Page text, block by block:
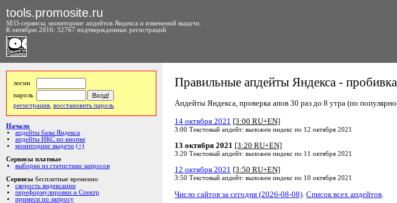
tools.promosite.ru
SEO-сервисы, мониторинг апдейтов Яндекса и изменений выдачи.
К октябрю 2016: 32767 подтвержденных регистраций
логин
пароль
регистрация восстановить пароль
Начало
апдейты базы Яндекса
апдейты ИКС по кнопке
мониторинг выдачи (+)
Сервисы платные
выборки из статистики запросов
Сервисы бесплатные временно
скорость яндексации
переформулировки и Спектр
примеси по запросу
Правильные апдейты Яндекса -
Апдейты Яндекса, проверка апов 30 раз до 8 утра (по
14 октября 2021 [3:00 RU+EN]
3:00 Текстовый апдейт: выложен индекс по 12 октября 2021
13 октября 2021 [3:20 RU+EN]
3:20 Текстовый апдейт: выложен индекс по 11 октября 2021
12 октября 2021 [3:50 RU+EN]
3:50 Текстовый апдейт: выложен индекс по 10 октября 2021
Число сайтов за сегодня (2026-08-08) Список всех апдейтов